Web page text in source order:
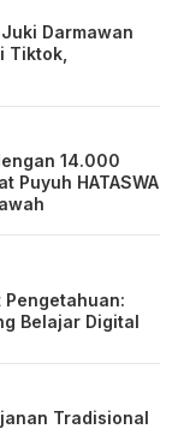
Darmawan
Tiktok,
14.000
Puyuh HATASWA
Belajar Digital
Tradisional